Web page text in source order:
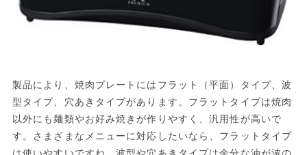
製品により、焼肉プレートにはフラット（平面）タイプ、波
型タイプ、穴あきタイプがあります。フラットタイプは焼肉
以外にも麺類やお好み焼きが作りやすく、汎用性が高いで
す。さまざまなメニューに対応したいなら、フラットタイプ
は使いやすいですね。波型や穴あきタイプは余分な油が波の